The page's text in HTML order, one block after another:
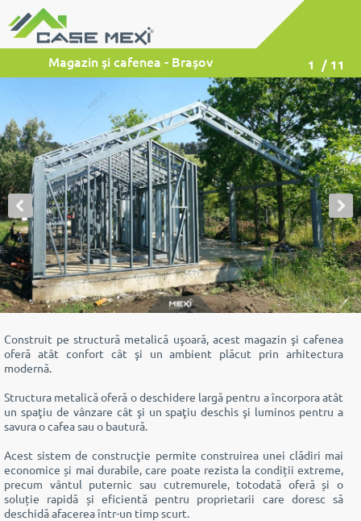
Magazin şi cafenea - Braşov 1 / 11
Construit pe structură metalică uşoară, acest magazin şi cafenea
oferă atât confort cât şi un ambient plăcut prin arhitectura
modernă.
Structura metalică oferă o deschidere largă pentru a încorpora atât
un spaţiu de vânzare cât şi un spaţiu deschis şi luminos pentru a
savura o cafea sau o bautură.
Acest sistem de construcţie permite construirea unei clădiri mai
economice și mai durabile, care poate rezista la condiții extreme,
precum vântul puternic sau cutremurele, totodată oferă și o
soluție rapidă și eficientă pentru proprietarii care doresc să
deschidă afacerea într-un timp scurt.